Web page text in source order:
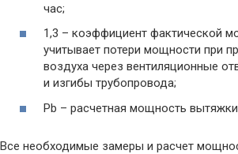
час;
1,3 – коэффициент фактической
учитывает потери мощности при
воздуха через вентиляционные
и изгибы трубопровода;
Pb – расчетная мощность
Все необходимые замеры и расчет